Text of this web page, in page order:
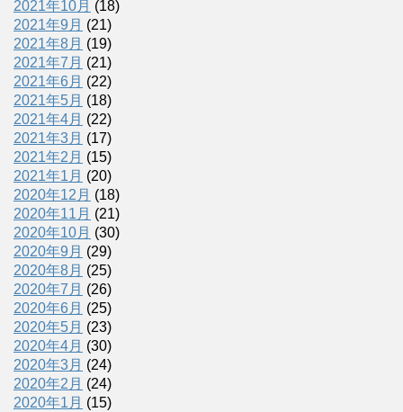
2021年10月 (18)
2021年9月 (21)
2021年8月 (19)
2021年7月 (21)
2021年6月 (22)
2021年5月 (18)
2021年4月 (22)
2021年3月 (17)
2021年2月 (15)
2021年1月 (20)
2020年12月 (18)
2020年11月 (21)
2020年10月 (30)
2020年9月 (29)
2020年8月 (25)
2020年7月 (26)
2020年6月 (25)
2020年5月 (23)
2020年4月 (30)
2020年3月 (24)
2020年2月 (24)
2020年1月 (15)